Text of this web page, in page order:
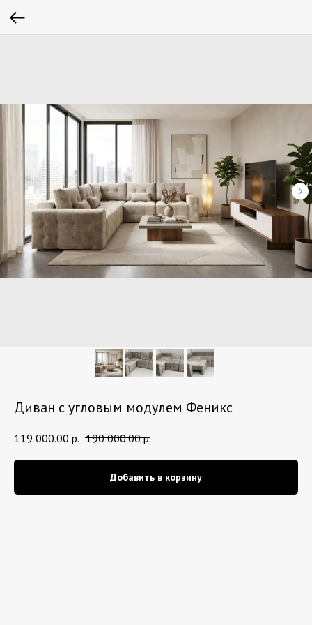
Диван с угловым модулем Феникс
119 000.00 р. 190 000.00 р.
Добавить в корзину